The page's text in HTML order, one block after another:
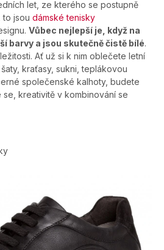
let, ze kterého se postupně
to jsou dámské tenisky
Vůbec nejlepší je, když na
barvy a jsou skutečně čistě bílé.
Ať už si k nim oblečete letní
kraťasy, sukni, teplákovou
společenské kalhoty, budete
kreativitě v kombinování se